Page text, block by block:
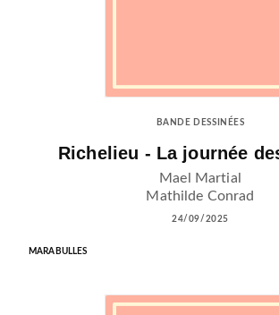
BANDE DESSINÉES
Richelieu - La journée
Mael Martial
Mathilde Conrad
24/09/2025
MARABULLES